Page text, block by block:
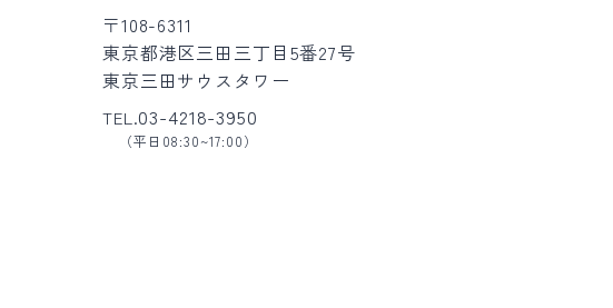
〒108-6311
東京都港区三田三丁目5番27号
東京三田サウスタワー
TEL.03-4218-3950
（平日08:30~17:00）